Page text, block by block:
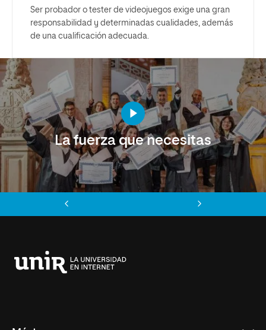
Ser probador o tester de videojuegos exige una gran
responsabilidad y determinadas cualidades, además
de una cualificación adecuada.
La fuerza que necesitas